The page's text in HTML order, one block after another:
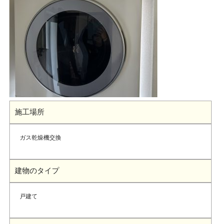
施工場所
ガス乾燥機交換
建物のタイプ
戸建て